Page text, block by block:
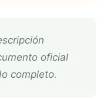
oficial
completo.